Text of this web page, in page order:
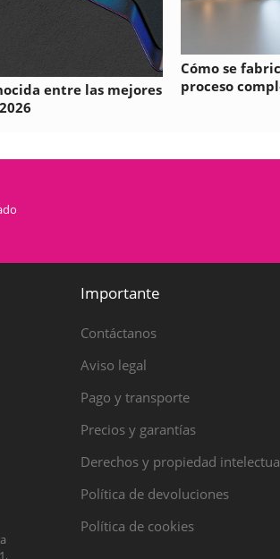
entre las mejores
Cómo se
proceso
Importante
Contáctanos
Aviso legal
Pago y transporte
Precios y garantías
Derechos y propiedad
Política de devoluciones
Política de cookies